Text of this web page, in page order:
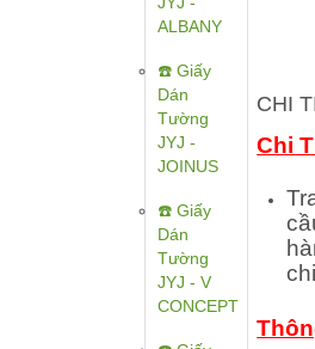
ALBANY
☎️ Giấy
Dán
Tường
JYJ -
JOINUS
☎️ Giấy
Dán
Tường
JYJ - V
CONCEPT
CHI
Chi